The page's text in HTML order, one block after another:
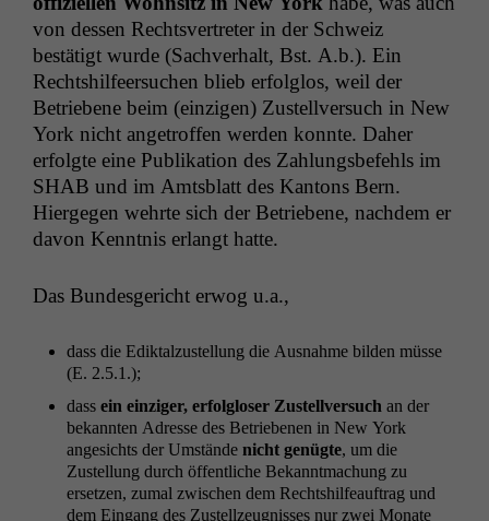
von dessen Rechtsvertreter in der Schweiz
bestätigt wurde (Sachver­halt, Bst. A.b.). Ein
Recht­shil­feer­suchen blieb erfol­g­los, weil der
Betriebene beim (einzi­gen) Zustel­lver­such in New
York nicht angetrof­fen wer­den kon­nte. Daher
erfol­gte eine Pub­lika­tion des Zahlungs­be­fehls im
SHAB und im Amts­blatt des Kan­tons Bern.
Hierge­gen wehrte sich der Betriebene, nach­dem er
davon Ken­nt­nis erlangt hatte.
Das Bun­des­gericht erwog u.a.,
dass die Edik­talzustel­lung die Aus­nahme bilden müsse
(E. 2.5.1.);
dass ein einziger, erfol­glos­er Zustel­lver­such an der
bekan­nten Adresse des Betriebe­nen in New York
angesichts der Umstände nicht genügte, um die
Zustel­lung durch öffentliche Bekan­nt­machung zu
erset­zen, zumal zwis­chen dem Recht­shil­feauf­trag und
dem Ein­gang des Zustel­lzeug­niss­es nur zwei Monate